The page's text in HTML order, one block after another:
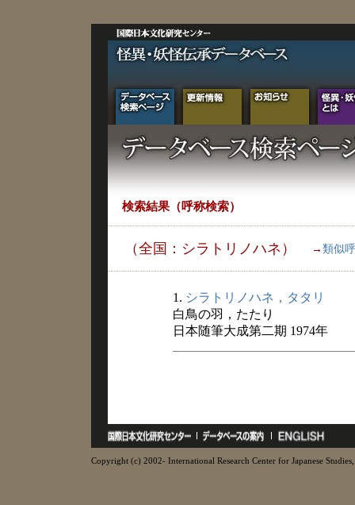
検索結果（呼称検索）
（全国：シラトリノハネ） → 類似
1. シラトリノハネ，タタリ
白鳥の羽，たたり
日本随筆大成第二期 1974年
Copyright (c) 2002- International Research Center for Japanese